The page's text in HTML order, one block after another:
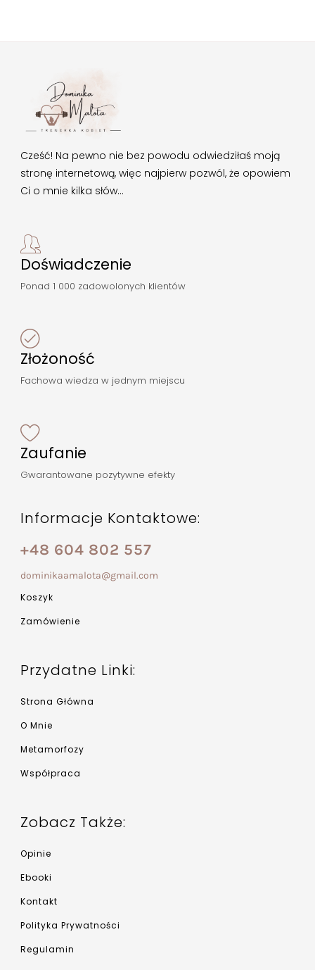
Cześć! Na pewno nie bez powodu odwiedziłaś moją
stronę internetową, więc najpierw pozwól, że opowiem
Ci o mnie kilka słów…
Doświadczenie
Ponad 1 000 zadowolonych klientów
Złożoność
Fachowa wiedza w jednym miejscu
Zaufanie
Gwarantowane pozytywne efekty
Informacje Kontaktowe:
+48 604 802 557
dominikaamalota@gmail.com
Koszyk
Zamówienie
Przydatne Linki:
Strona Główna
O Mnie
Metamorfozy
Współpraca
Zobacz Także:
Opinie
Ebooki
Kontakt
Polityka Prywatności
Regulamin